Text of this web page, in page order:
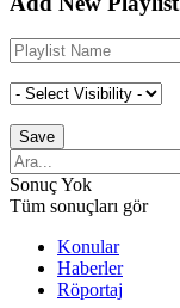
Sonuç Yok
Tüm sonuçları gör
Konular
Haberler
Röportaj